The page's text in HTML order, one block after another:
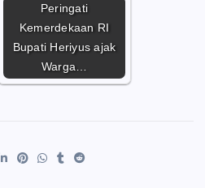
Peringati
Kemerdekaan RI
Bupati Heriyus ajak
Warga…